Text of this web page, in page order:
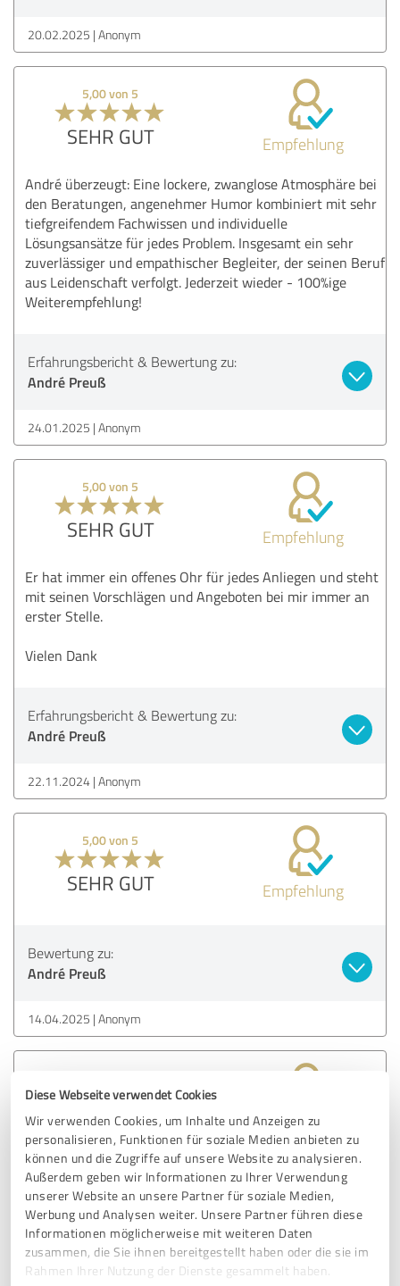
Diese Webseite verwendet Cookies
Wir verwenden Cookies, um Inhalte und Anzeigen zu
personalisieren, Funktionen für soziale Medien anbieten zu
können und die Zugriffe auf unsere Website zu analysieren.
Außerdem geben wir Informationen zu Ihrer Verwendung
unserer Website an unsere Partner für soziale Medien,
Werbung und Analysen weiter. Unsere Partner führen diese
Informationen möglicherweise mit weiteren Daten
zusammen, die Sie ihnen bereitgestellt haben oder die sie im
Rahmen Ihrer Nutzung der Dienste gesammelt haben.
20.02.2025 Anonym
5,00 von 5
SEHR GUT Empfehlung
André überzeugt: Eine lockere, zwanglose Atmosphäre bei
den Beratungen, angenehmer Humor kombiniert mit sehr
tiefgreifendem Fachwissen und individuelle
Lösungsansätze für jedes Problem. Insgesamt ein sehr
zuverlässiger und empathischer Begleiter, der seinen Beruf
aus Leidenschaft verfolgt. Jederzeit wieder - 100%ige
Weiterempfehlung!
Erfahrungsbericht & Bewertung zu:
André Preuß
24.01.2025 Anonym
5,00 von 5
SEHR GUT Empfehlung
Er hat immer ein offenes Ohr für jedes Anliegen und steht
mit seinen Vorschlägen und Angeboten bei mir immer an
erster Stelle.
Vielen Dank
Erfahrungsbericht & Bewertung zu:
André Preuß
22.11.2024 Anonym
5,00 von 5
SEHR GUT Empfehlung
Bewertung zu:
André Preuß
14.04.2025 Anonym
SEHR GUT Empfehlung
Bewertung zu:
André Preuß
08.02.2025 Anonym